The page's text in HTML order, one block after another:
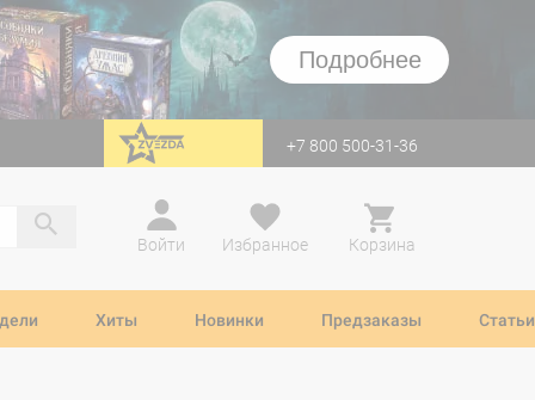
Подробнее
перейти на Zvezda +7 800 500-31-36
Войти
Избранное Корзина
Хиты Новинки Предзаказы Статьи